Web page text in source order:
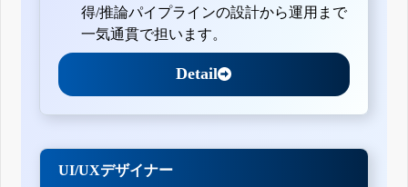
得/推論パイプラインの設計から運用まで
一気通貫で担います。
Detail
UI/UXデザイナー